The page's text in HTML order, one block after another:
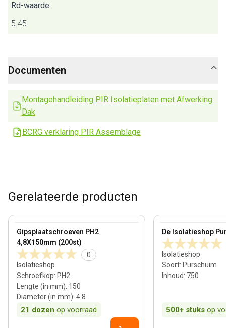
Rd-waarde
5.45
Documenten
Montagehandleiding PIR Isolatieplaten met Afwerking
Dak
BCRG verklaring PIR Assemblage
Gerelateerde producten
Gipsplaatschroeven PH2
4,8X150mm (200st)
0
Isolatieshop
Schroefkop: PH2
Lengte (in mm): 150
Diameter (in mm): 4.8
21 dozen op voorraad
View product De Isolatieshop
Isolatieshop
Soort: Purschuim
Inhoud: 750
500+ stuks op
View product